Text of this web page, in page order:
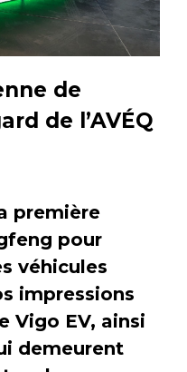
de
de l’AVÉQ
première
pour
véhicules
impressions
Vigo EV, ainsi
demeurent